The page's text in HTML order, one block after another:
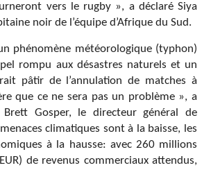
vers le rugby », a déclaré Siya
noir de l’équipe d’Afrique du Sud.
phénomène météorologique (typhon)
rompu aux désastres naturels et un
pâtir de l’annulation de matches à
que ce ne sera pas un problème », a
Gosper, le directeur général de
climatiques sont à la baisse, les
à la hausse: avec 260 millions
de revenus commerciaux attendus,